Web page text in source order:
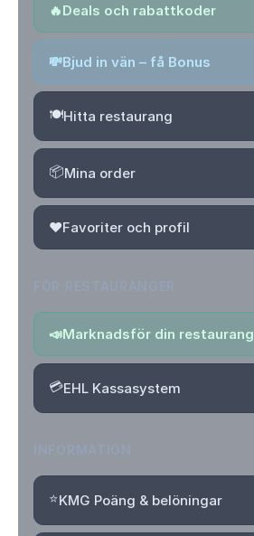
🔥Deals och rabattkoder
💸Bjud in vän – få Bonus
🍽️Hitta restaurang
📦Mina order
❤️Favoriter och profil
📣Marknadsför din restaurang
💳EHL Kassasystem
⭐KMG Poäng & belöningar